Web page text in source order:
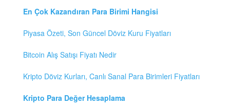
En Çok Kazandıran Para Birimi Hangisi
Piyasa Özeti, Son Güncel Döviz Kuru Fiyatları
Bitcoin Alış Satışı Fiyatı Nedir
Kripto Döviz Kurları, Canlı Sanal Para Birimleri Fiyatları
Kripto Para Değer Hesaplama